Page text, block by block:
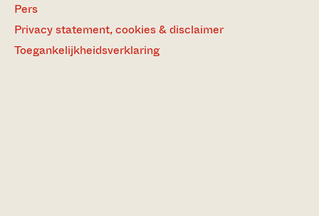
Pers
Privacy statement, cookies & disclaimer
Toegankelijkheidsverklaring